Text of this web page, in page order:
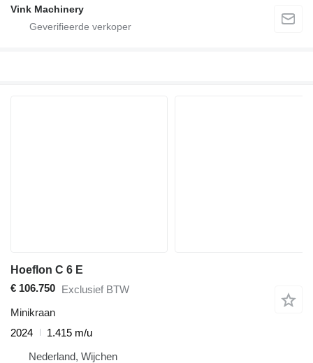
Vink Machinery
Hoeflon C 6 E
€ 106.750 Exclusief BTW
Minikraan
2024
1.415 m/u
Nederland, Wijchen